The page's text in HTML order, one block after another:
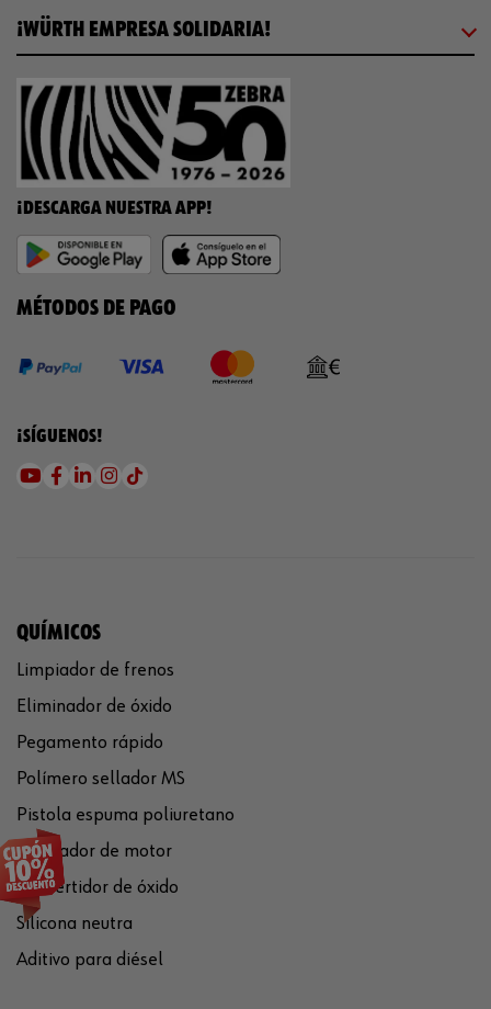
¡WÜRTH EMPRESA SOLIDARIA!
¡DESCARGA NUESTRA APP!
MÉTODOS DE PAGO
¡SÍGUENOS!
QUÍMICOS
Limpiador de frenos
Eliminador de óxido
Pegamento rápido
Polímero sellador MS
Pistola espuma poliuretano
Limpiador de motor
Convertidor de óxido
Silicona neutra
Aditivo para diésel